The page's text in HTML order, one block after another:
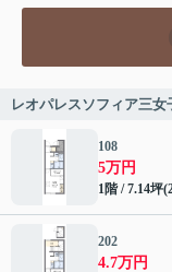
レオパレスソフィア三
108
5万円
1階 / 7.14坪
202
4.7万円